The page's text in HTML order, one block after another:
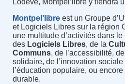
Lodève, Montpel’libre y tiendra
Montpel’libreest un Groupe
et Logiciels Libres sur la région
une multitude d’activités dans
des Logiciels Libres, de la
Communs, de l’accessibilité,
solidaire, de l’innovation
l’éducation populaire, ou
durable.